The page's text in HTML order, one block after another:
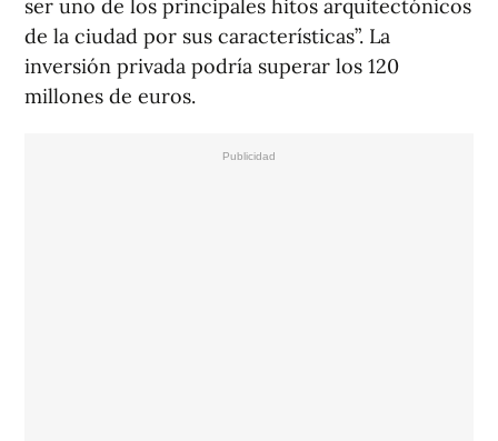
ser uno de los principales hitos arquitectónicos
de la ciudad por sus características”. La
inversión privada podría superar los 120
millones de euros.